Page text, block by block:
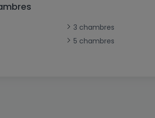
3 chambres
5 chambres